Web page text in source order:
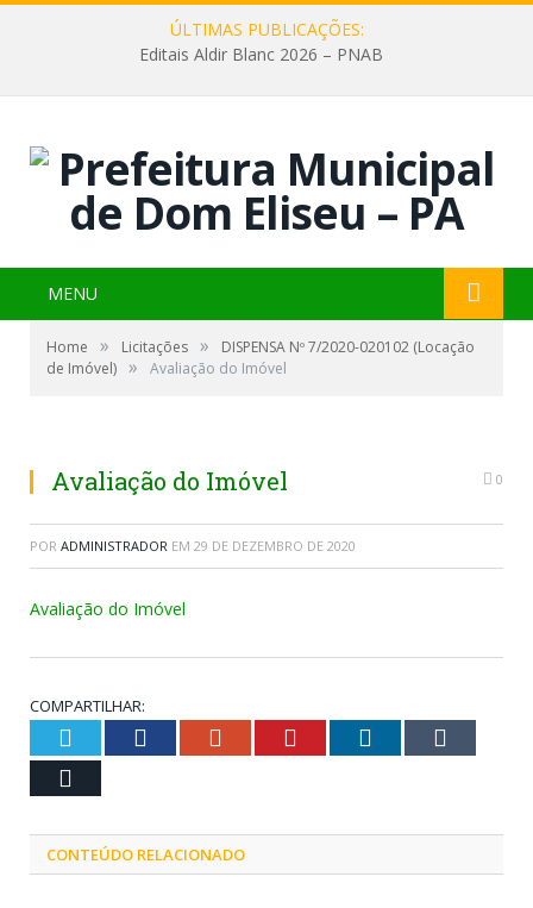
ÚLTIMAS PUBLICAÇÕES:
Editais Aldir Blanc 2026 – PNAB
MENU
Home » Licitações »
DISPENSA Nº 7/2020-020102 (Locação
de Imóvel) » Avaliação do Imóvel
Avaliação do Imóvel 0
POR ADMINISTRADOR EM 29 DE DEZEMBRO DE 2020
Avaliação do Imóvel
COMPARTILHAR:
Twitter Facebook Google+ Pinterest LinkedIn
CONTEÚDO RELACIONADO